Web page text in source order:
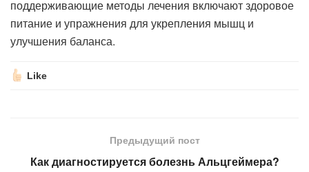
поддерживающие методы лечения включают здоровое
питание и упражнения для укрепления мышц и
улучшения баланса.
Like
Предыдущий пост
Как диагностируется болезнь Альцгеймера?